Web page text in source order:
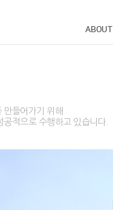
ABOUT
만들어가기 위해
적으로 수행하고 있습니다.